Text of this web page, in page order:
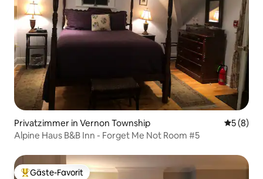
Privatzimmer in Vernon Township
5 (8)
Alpine Haus B&B Inn - Forget Me Not Room #5
Gäste-Favorit